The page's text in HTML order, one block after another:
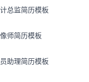
总监简历模板
师简历模板
助理简历模板